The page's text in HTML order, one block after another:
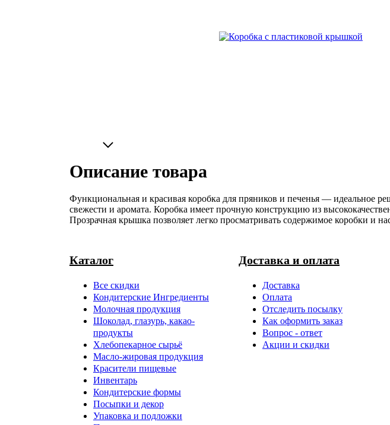
Описание товара
Функциональная и красивая коробка для пряников и печенья — идеальное
свежести и аромата. Коробка имеет прочную конструкцию из
Прозрачная крышка позволяет легко просматривать содержимое коробки и
Каталог
Все скидки
Кондитерские Ингредиенты
Молочная продукция
Шоколад, глазурь, какао-
продукты
Хлебопекарное сырьё
Масло-жировая продукция
Красители пищевые
Инвентарь
Кондитерские формы
Посыпки и декор
Упаковка и подложки
Доставка и оплата
Доставка
Оплата
Отследить посылку
Как оформить заказ
Вопрос - ответ
Акции и скидки